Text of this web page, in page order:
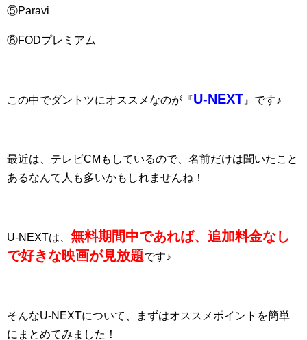
⑤Paravi
⑥FODプレミアム
この中でダントツにオススメなのが『U-NEXT 』です♪
最近は、テレビCMもしているので、名前だけは聞いたこと
あるなんて人も多いかもしれませんね！
U-NEXTは、 無料期間中であれば、追加料金なし
で好きな映画が見放題です♪
そんなU-NEXTについて、まずはオススメポイントを簡単
にまとめてみました！